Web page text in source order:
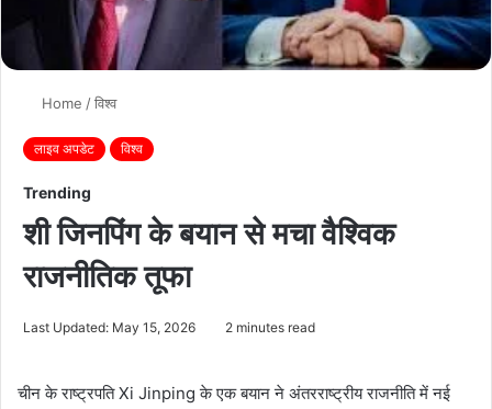
Home /विश्व
लाइव अपडेट विश्व
Trending
शी जिनपिंग के बयान से मचा वैश्विक
राजनीतिक तूफा
Last Updated: May 15, 2026 2 minutes read
चीन के राष्ट्रपतिXi Jinping के एक बयान ने अंतरराष्ट्रीय राजनीति में नई